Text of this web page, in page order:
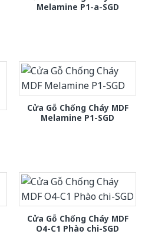
Melamine P1-a-SGD
Cửa Gỗ Chống Cháy MDF
Melamine P1-SGD
Cửa Gỗ Chống Cháy MDF
O4-C1 Phào chi-SGD